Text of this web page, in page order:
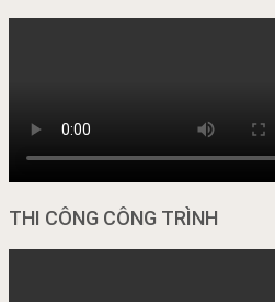
THI CÔNG CÔNG TRÌNH